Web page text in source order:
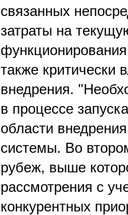
связанных
затраты на
также критически
внедрения.
в процессе
области
системы. Во
рубеж, выше
рассмотрения с
конкурентных